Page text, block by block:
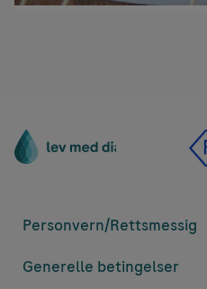
Personvern/Rettsmessig
Generelle betingelser